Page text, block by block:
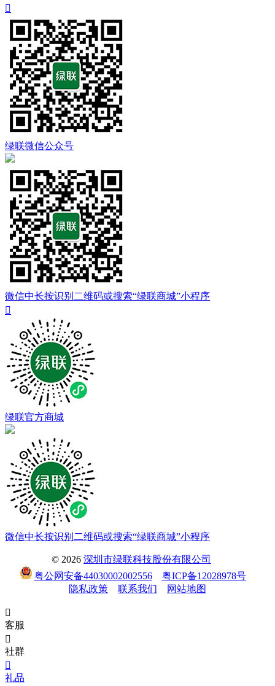

绿联微信公众号
微信中长按识别二维码或搜索“绿联商城”小程序

绿联官方商城
微信中长按识别二维码或搜索“绿联商城”小程序
© 2026 深圳市绿联科技股份有限公司
粤公网安备44030002002556
粤ICP备12028978号
隐私政策
联系我们 网站地图

客服

社群

礼品